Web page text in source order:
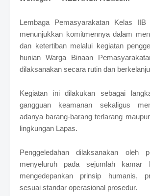
Lembaga Pemasyarakatan Kelas IIB
menunjukkan komitmennya dalam
dan ketertiban melalui kegiatan
hunian Warga Binaan
dilaksanakan secara rutin dan
Kegiatan ini dilakukan sebagai
gangguan keamanan sekaligus
adanya barang-barang terlarang
lingkungan Lapas.
Penggeledahan dilaksanakan oleh
menyeluruh pada sejumlah kamar
mengedepankan prinsip humanis,
sesuai standar operasional prosedur.
r
o
f
T
e
p
l
a
t
e